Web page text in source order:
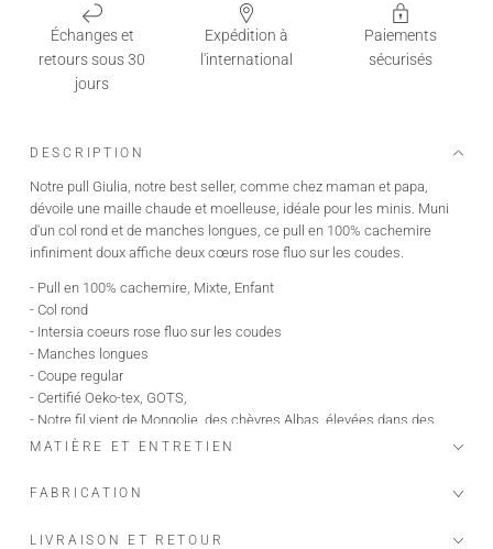
Échanges et
retours sous 30
jours
Expédition à
l'international
Paiements
sécurisés
DESCRIPTION
Notre pull Giulia, notre best seller, comme chez maman et papa,
dévoile une maille chaude et moelleuse, idéale pour les minis. Muni
d'un col rond et de manches longues, ce pull en 100% cachemire
infiniment doux affiche deux cœurs rose fluo sur les coudes.
- Pull en 100% cachemire, Mixte, Enfant
- Col rond
- Intersia coeurs rose fluo sur les coudes
- Manches longues
- Coupe regular
- Certifié Oeko-tex, GOTS,
- Notre fil vient de Mongolie, des chèvres Albas, élevées dans des
fermes bio et écologiques, qui produisent le plus beau et fin des
Lola, notre mini mannequin mesure 105 cm et porte une taille 6 ans.
En cas de doute n'hésitez pas à consulter notre guide des tailles.
MATIÈRE ET ENTRETIEN
FABRICATION
LIVRAISON ET RETOUR